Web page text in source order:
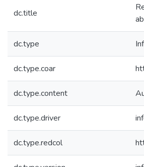
dc.title
dc.type
dc.type.coar
dc.type.content
dc.type.driver
dc.type.redcol